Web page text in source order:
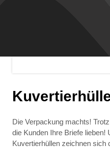
Die Verpackung machts!
die Kunden Ihre Briefe lieben!
Kuvertierhüllen zeichnen sich